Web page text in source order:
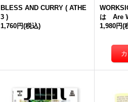
BLESS AND CURRY ( ATHE
3 )
1,760円(税込)
は Are
1,980円(